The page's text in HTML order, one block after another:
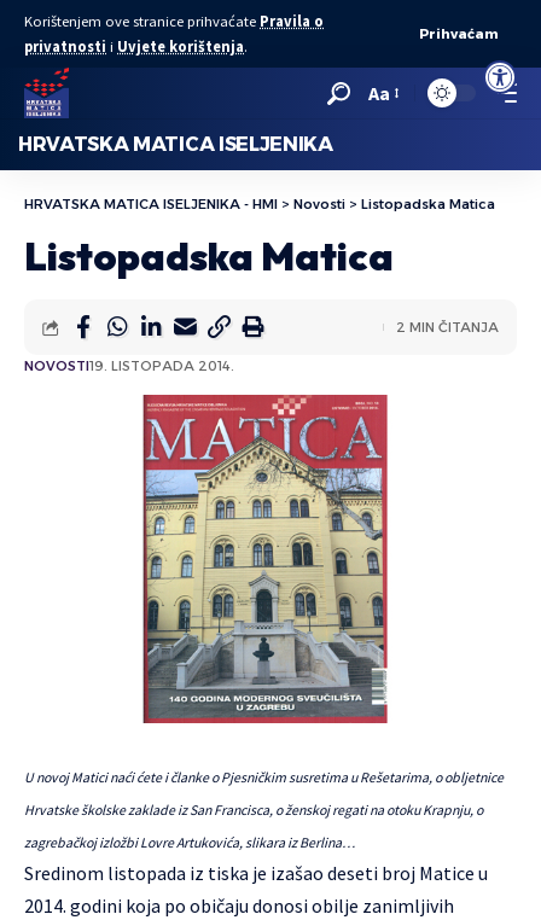
Open
Korištenjem ove stranice prihvaćate Pravila o
privatnosti i Uvjete korištenja.
Prihvaćam
Aa
HRVATSKA MATICA ISELJENIKA
HRVATSKA MATICA ISELJENIKA - HMI > Novosti > Listopadska Matica
Listopadska Matica
NOVOSTI19. LISTOPADA 2014.
2 MIN ČITANJA
U novoj Matici naći ćete i članke o Pjesničkim susretima u Rešetarima, o obljetnice
Hrvatske školske zaklade iz San Francisca, o ženskoj regati na otoku Krapnju, o
zagrebačkoj izložbi Lovre Artukovića, slikara iz Berlina…
Sredinom listopada iz tiska je izašao deseti broj Matice u
2014. godini koja po običaju donosi obilje zanimljivih